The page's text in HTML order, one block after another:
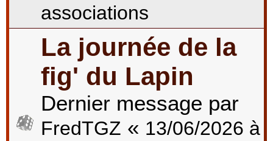
associations
La journée de la
fig' du Lapin
Dernier message par
FredTGZ « 13/06/2026 à